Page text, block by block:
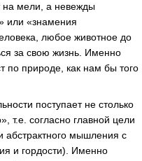
на мели, а невежды
или «знамения
любое животное до
за свою жизнь. Именно
по природе, как нам бы того
поступает не столько
т.е. согласно главной цели
абстрактного мышления с
и гордости). Именно